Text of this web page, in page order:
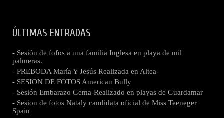
ÚLTIMAS ENTRADAS
- Sesión de fofos a una familia Inglesa en playa de mil
palmeras.
- PREBODA María Y Jesús Realizada en Altea-
- SESION DE FOTOS American Bully
- Sesión Embarazo Gema-Realizado en playas de Guardamar
- Sesion de fotos Nataly candidata oficial de Miss Teeneger
Spain